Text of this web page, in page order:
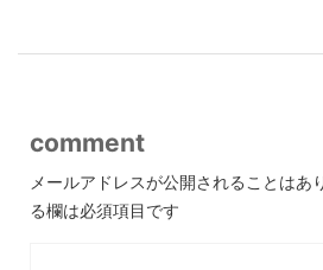
comment
メールアドレスが公開されることはあ
る欄は必須項目です